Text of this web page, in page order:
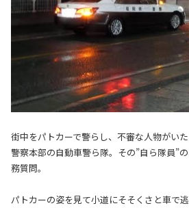
街中をパトカーで警らし、不審な人物がい
警察本部の自動車警ら隊。その”自ら隊員”
務質問。
パトカーの姿を見て小道にそそくさと車で